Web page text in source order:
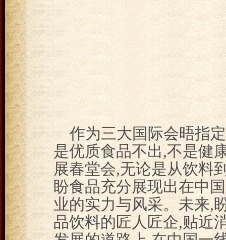
作为三大国际会晤指
是优质食品不出,不是健
展春堂会,无论是从饮料
盼食品充分展现出在中
业的实力与风采。未来,
品饮料的匠人匠企,贴近